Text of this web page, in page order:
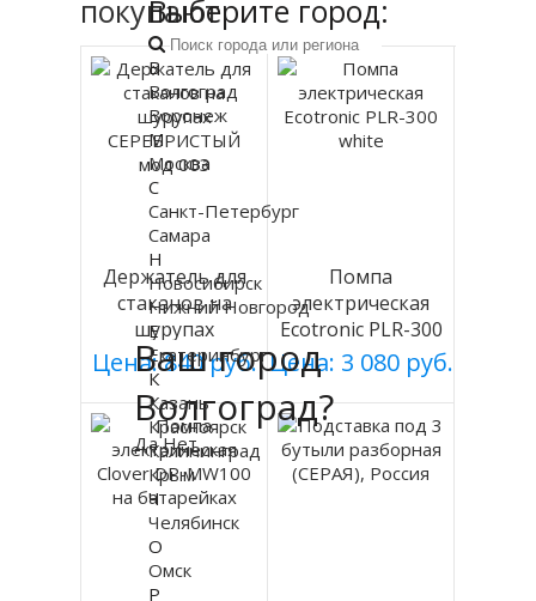
покупают
Держатель для
стаканов на
шурупах
СЕРЕБРИСТЫЙ
мод 003
Цена: 840 руб.
Помпа
электрическая
Ecotronic PLR-300
white
Цена: 3 080 руб.
Ваш город
Волгоград?
Да Нет
Выберите город:
В
Волгоград
Воронеж
М
Москва
С
Санкт-Петербург
Самара
Н
Новосибирск
Нижний Новгород
Е
Екатеринбург
К
Казань
Красноярск
Калининград
Крым
Ч
Челябинск
О
Омск
Р